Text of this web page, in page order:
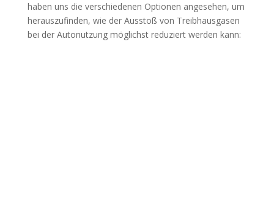
haben uns die verschiedenen Optionen angesehen, um
herauszufinden, wie der Ausstoß von Treibhausgasen
bei der Autonutzung möglichst reduziert werden kann: